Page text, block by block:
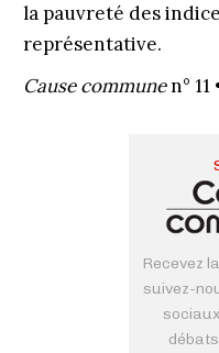
la pauvreté des
représentative.
Cause communen°
Recevez
suivez-